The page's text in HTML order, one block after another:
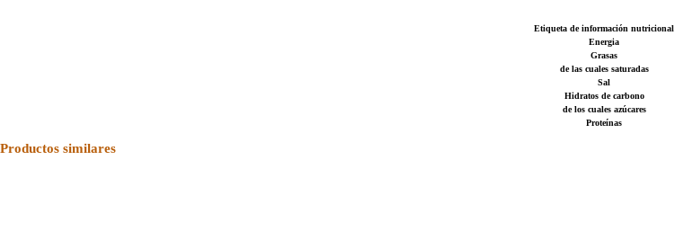
Etiqueta de información nutricional
Energia
Grasas
de las cuales saturadas
Sal
Hidratos de carbono
de los cuales azúcares
Proteínas
Productos similares